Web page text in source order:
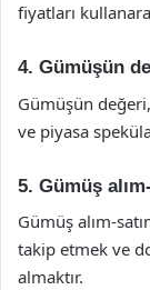
fiyatları
4. Gümüşün
Gümüşün
ve piyasa
5. Gümüş
Gümüş alım-
takip etmek ve
almaktır.